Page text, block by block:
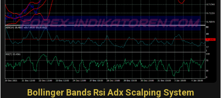
Bollinger Bands Rsi Adx Scalping System